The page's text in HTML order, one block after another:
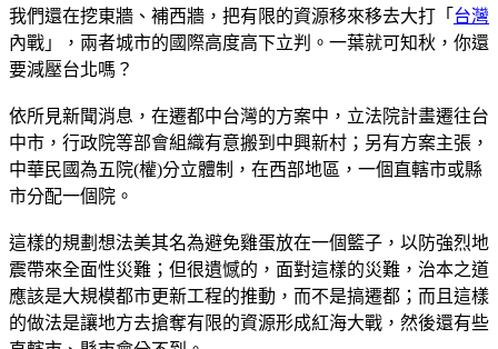
我們還在挖東牆、補西牆，把有限的資源移來移去大打「 台灣
內戰」，兩者城市的國際高度高下立判。一葉就可知秋，你還
要減壓台北嗎？
依所見新聞消息，在遷都中台灣的方案中，立法院計畫遷往台
中市，行政院等部會組織有意搬到中興新村；另有方案主張，
中華民國為五院(權)分立體制，在西部地區，一個直轄市或縣
市分配一個院。
這樣的規劃想法美其名為避免雞蛋放在一個籃子，以防強烈地
震帶來全面性災難；但很遺憾的，面對這樣的災難，治本之道
應該是大規模都市更新工程的推動，而不是搞遷都；而且這樣
的做法是讓地方去搶奪有限的資源形成紅海大戰，然後還有些